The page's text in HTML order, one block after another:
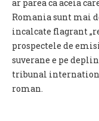
ar parea ca aceia
Romania sunt mai
incalcate flagrant
prospectele de
suverane e pe
tribunal
roman.